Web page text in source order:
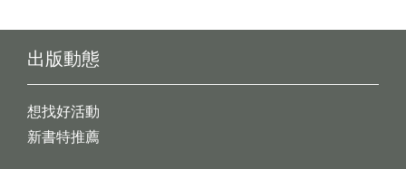
出版動態
想找好活動
新書特推薦